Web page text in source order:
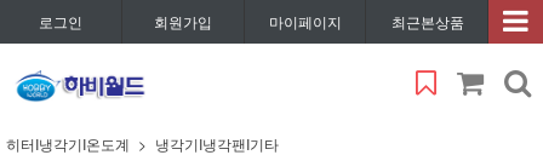
로그인 회원가입 마이페이지 최근본상품
히터I냉각기I온도계 냉각기I냉각팬I기타